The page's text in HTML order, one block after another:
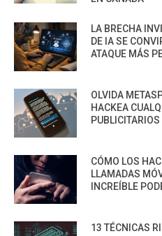
LA BRECHA
DE IA SE
ATAQUE MÁS
OLVIDA
HACKEA
CÓMO LOS
LLAMADAS
INCREÍBLE
13 TÉCNICAS